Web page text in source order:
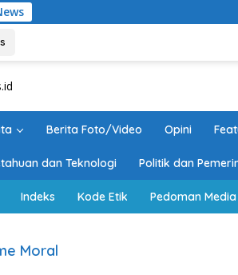
Berita Foto/Video Opini
dan Teknologi Politik dan
Indeks Kode Etik Pedoman
Moral